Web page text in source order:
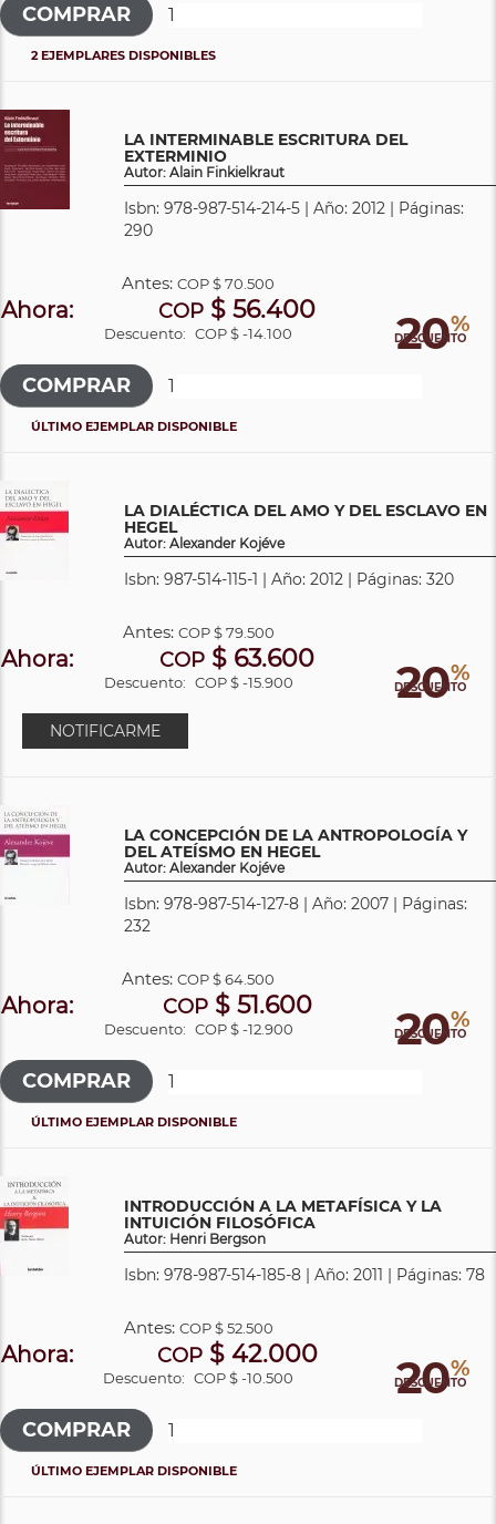
2 EJEMPLARES DISPONIBLES
LA INTERMINABLE ESCRITURA DEL
EXTERMINIO
Autor: Alain Finkielkraut
Isbn: 978-987-514-214-5 | Año: 2012 | Páginas:
290
20%
DESCUENTO
Antes:COP$ 70.500
Ahora: COP $ 56.400
Descuento: COP $ -14.100
ÚLTIMO EJEMPLAR DISPONIBLE
LA DIALÉCTICA DEL AMO Y DEL ESCLAVO EN
HEGEL
Autor: Alexander Kojéve
Isbn: 987-514-115-1 | Año: 2012 | Páginas: 320
20%
DESCUENTO
Antes: COP$ 79.500
Ahora: COP $ 63.600
Descuento: COP $ -15.900
NOTIFICARME
LA CONCEPCIÓN DE LA ANTROPOLOGÍA Y
DEL ATEÍSMO EN HEGEL
Autor: Alexander Kojéve
Isbn: 978-987-514-127-8 | Año: 2007 | Páginas:
232
20%
DESCUENTO
Antes:COP$ 64.500
Ahora: COP$ 51.600
Descuento: COP $ -12.900
ÚLTIMO EJEMPLAR DISPONIBLE
INTRODUCCIÓN A LA METAFÍSICA Y LA
INTUICIÓN FILOSÓFICA
Autor: Henri Bergson
Isbn: 978-987-514-185-8 | Año: 2011 | Páginas: 78
20%
DESCUENTO
Antes: COP$ 52.500
Ahora: COP$ 42.000
Descuento: COP $ -10.500
ÚLTIMO EJEMPLAR DISPONIBLE